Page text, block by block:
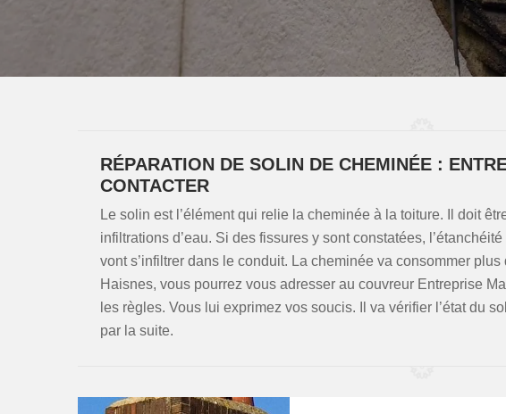
RÉPARATION DE SOLIN DE CHEMINÉE :
CONTACTER
Le solin est l’élément qui relie la cheminée à la toiture. Il doit
infiltrations d’eau. Si des fissures y sont constatées,
vont s’infiltrer dans le conduit. La cheminée va consommer
Haisnes, vous pourrez vous adresser au couvreur Entreprise
les règles. Vous lui exprimez vos soucis. Il va vérifier l’état du
par la suite.